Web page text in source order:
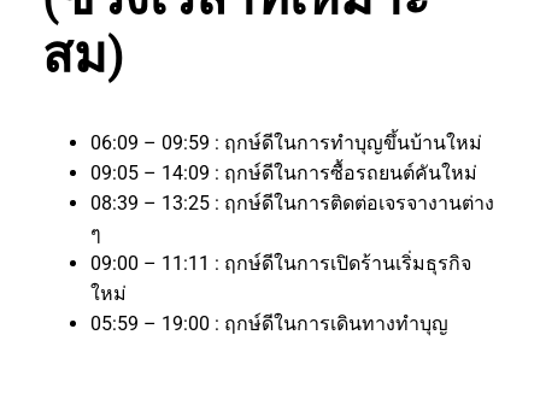
สม)
06:09 – 09:59 : ฤกษ์ดีในการทำบุญขึ้นบ้านใหม่
09:05 – 14:09 : ฤกษ์ดีในการซื้อรถยนต์คันใหม่
08:39 – 13:25 : ฤกษ์ดีในการติดต่อเจรจางานต่าง
ๆ
09:00 – 11:11 : ฤกษ์ดีในการเปิดร้านเริ่มธุรกิจ
ใหม่
05:59 – 19:00 : ฤกษ์ดีในการเดินทางทำบุญ